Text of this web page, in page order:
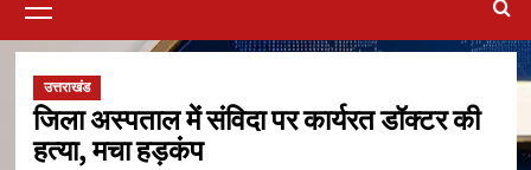
Menu
उत्तराखंड
जिला अस्पताल में संविदा पर कार्यरत डॉक्टर की
हत्या, मचा हड़कंप